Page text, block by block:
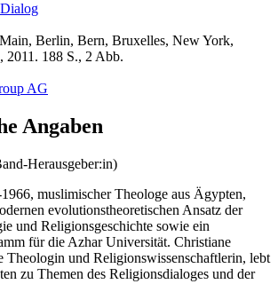
islamische Einflüsse
Berlin, Bern, Bruxelles, New York,
188 S., 2 Abb.
Angaben
muslimischer Theologe aus Ägypten,
evolutionstheoretischen Ansatz der
und Religionsgeschichte sowie ein
für die Azhar Universität. Christiane
Theologin und Religionswissenschaftlerin, lebt